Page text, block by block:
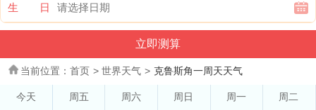
生 日
当前位置： 首页 > 世界天气 > 克鲁斯角一周天天气
今天 周五 周六 周日 周一 周二